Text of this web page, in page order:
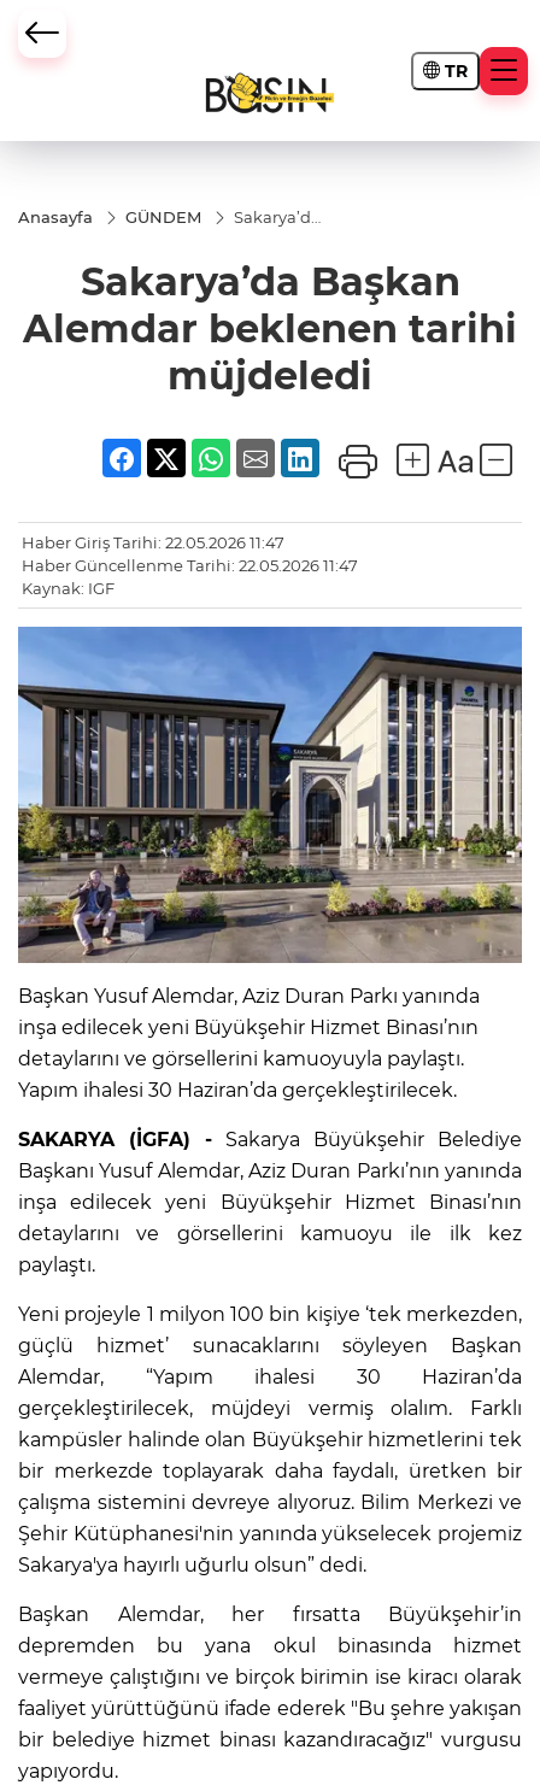
TR
Anasayfa GÜNDEM
Sakarya’da
beklenen
tarihi
müjdeledi
Sakarya’da Başkan
Alemdar beklenen tarihi
müjdeledi
Haber Giriş Tarihi: 22.05.2026 11:47
Haber Güncellenme Tarihi: 22.05.2026 11:47
Kaynak: IGF
Başkan Yusuf Alemdar, Aziz Duran Parkı yanında
inşa edilecek yeni Büyükşehir Hizmet Binası’nın
detaylarını ve görsellerini kamuoyuyla paylaştı.
Yapım ihalesi 30 Haziran’da gerçekleştirilecek.
SAKARYA (İGFA) - Sakarya Büyükşehir Belediye
Başkanı Yusuf Alemdar, Aziz Duran Parkı’nın yanında
inşa edilecek yeni Büyükşehir Hizmet Binası’nın
detaylarını ve görsellerini kamuoyu ile ilk kez
paylaştı.
Yeni projeyle 1 milyon 100 bin kişiye ‘tek merkezden,
güçlü hizmet’ sunacaklarını söyleyen Başkan
Alemdar, “Yapım ihalesi 30 Haziran’da
gerçekleştirilecek, müjdeyi vermiş olalım. Farklı
kampüsler halinde olan Büyükşehir hizmetlerini tek
bir merkezde toplayarak daha faydalı, üretken bir
çalışma sistemini devreye alıyoruz. Bilim Merkezi ve
Şehir Kütüphanesi'nin yanında yükselecek projemiz
Sakarya'ya hayırlı uğurlu olsun” dedi.
Başkan Alemdar, her fırsatta Büyükşehir’in
depremden bu yana okul binasında hizmet
vermeye çalıştığını ve birçok birimin ise kiracı olarak
faaliyet yürüttüğünü ifade ederek "Bu şehre yakışan
bir belediye hizmet binası kazandıracağız" vurgusu
yapıyordu.